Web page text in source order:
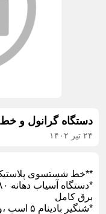
دستگاه گرانول و
۲۴ تیر ۱۴۰۲
**خط شستسوی پلاستیک
برق کامل